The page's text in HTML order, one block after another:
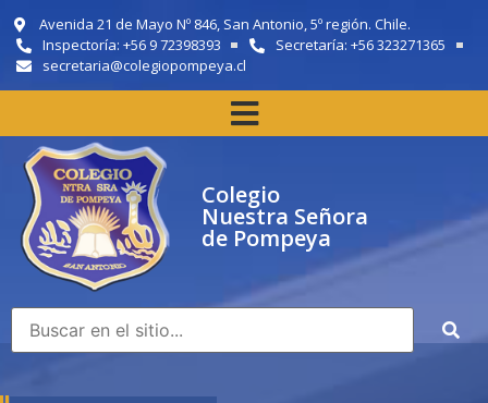
Avenida 21 de Mayo Nº 846, San Antonio, 5º región. Chile.
Inspectoría: +56 9 72398393
Secretaría: +56 323271365
secretaria@colegiopompeya.cl
Colegio
Nuestra Señora
de Pompeya